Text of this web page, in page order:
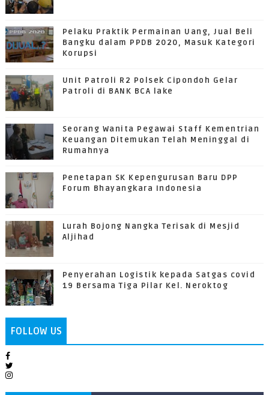
Pelaku Praktik Permainan Uang, Jual Beli
Bangku dalam PPDB 2020, Masuk Kategori
Korupsi
Unit Patroli R2 Polsek Cipondoh Gelar
Patroli di BANK BCA lake
Seorang Wanita Pegawai Staff Kementrian
Keuangan Ditemukan Telah Meninggal di
Rumahnya
Penetapan SK Kepengurusan Baru DPP
Forum Bhayangkara Indonesia
Lurah Bojong Nangka Terisak di Mesjid
Aljihad
Penyerahan Logistik kepada Satgas covid
19 Bersama Tiga Pilar Kel. Neroktog
FOLLOW US